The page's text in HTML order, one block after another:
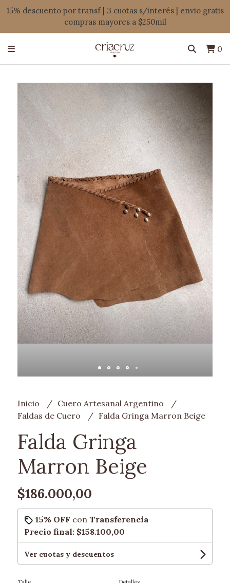
15% descuento por transf | 3 cuotas s/interés | envio gratis
compras mayores a $250mil
0
Inicio
Cuero Artesanal Argentino
Faldas de Cuero
Falda Gringa Marron Beige
Falda Gringa
Marron Beige
$186.000,00
15% OFF con Transferencia
Precio final: $158.100,00
Ver cuotas y descuentos